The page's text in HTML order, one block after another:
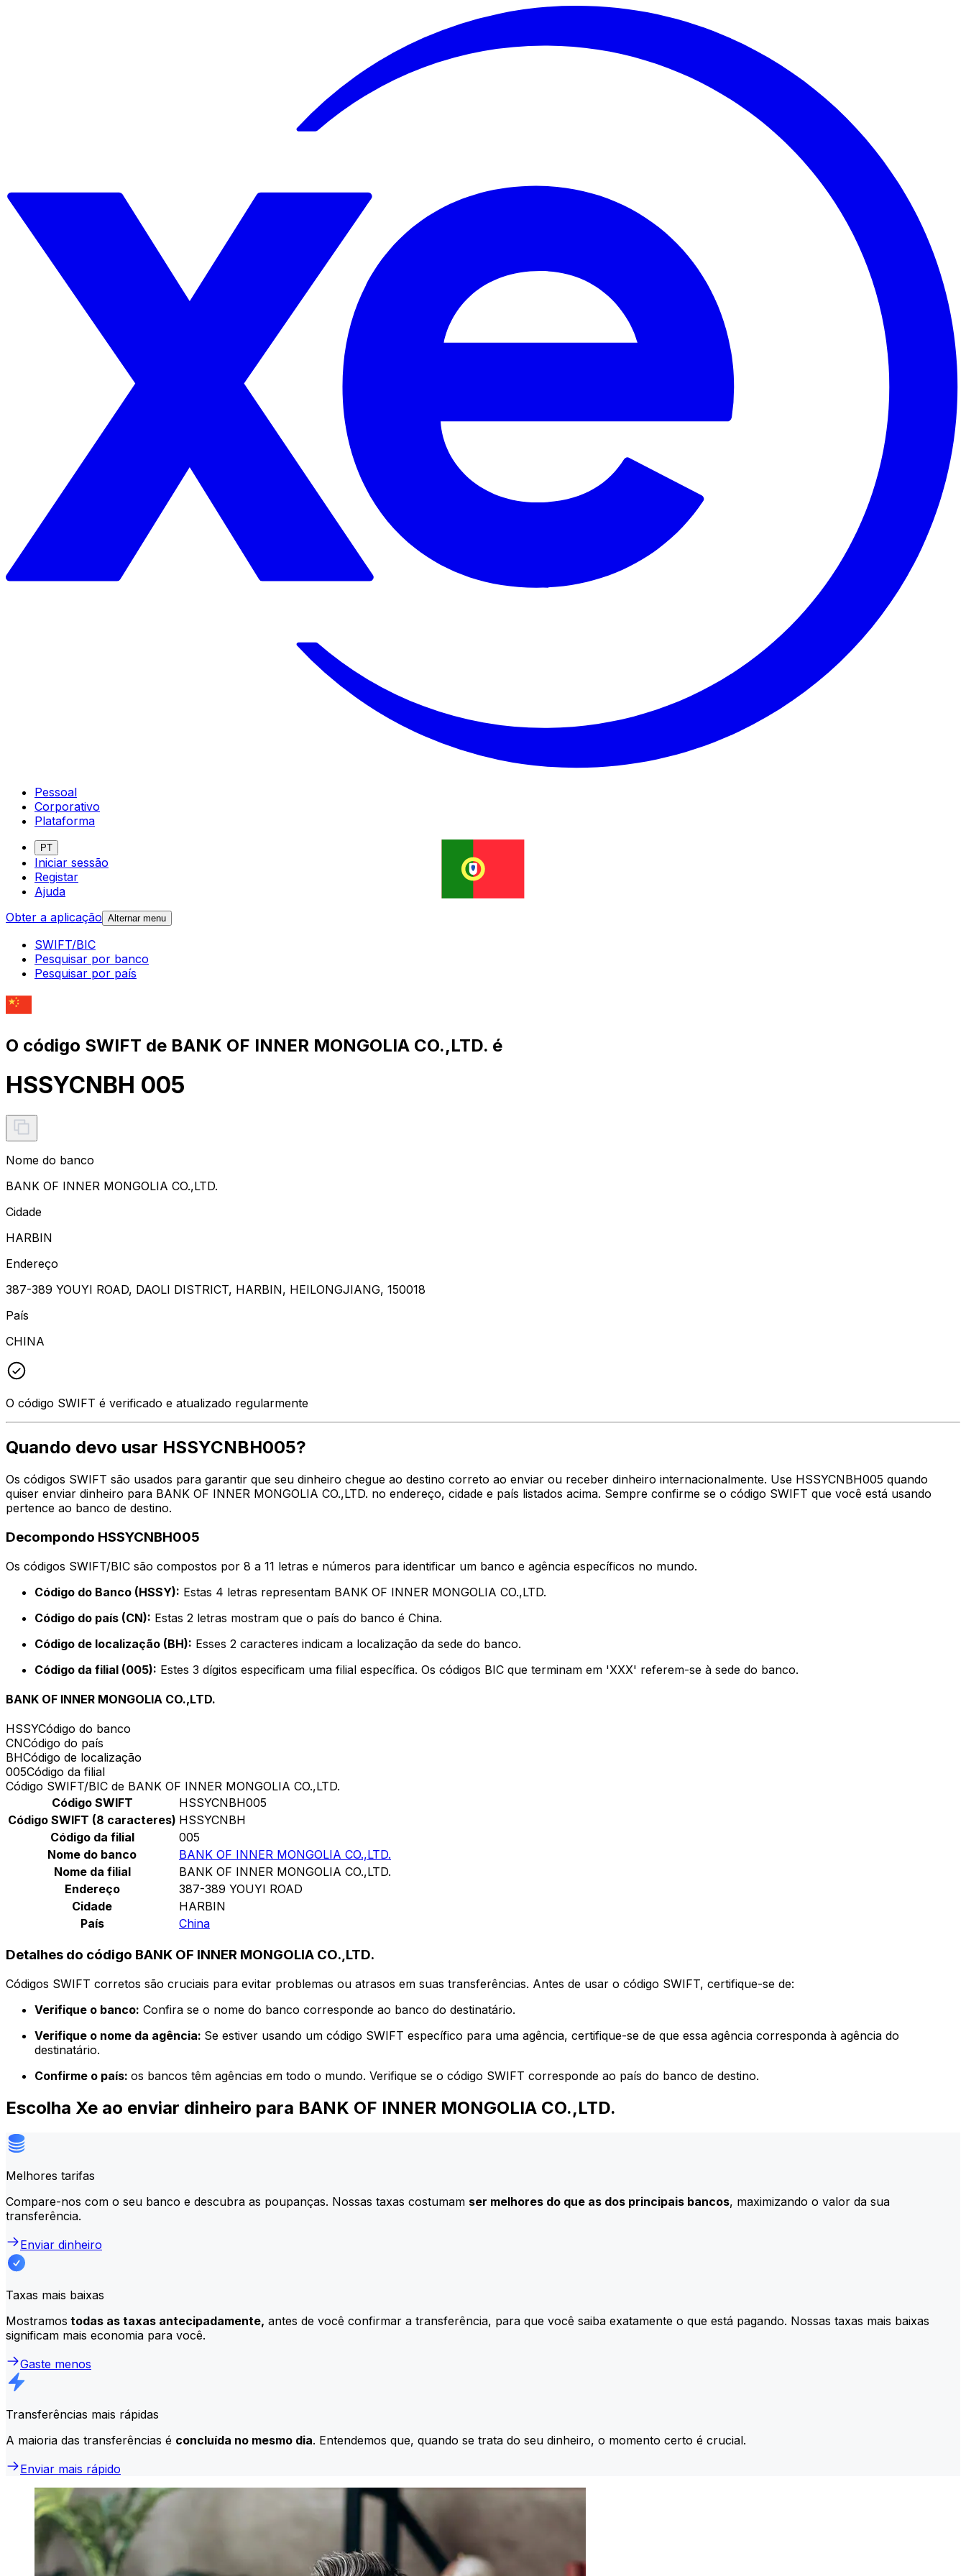
Pessoal
Corporativo
Plataforma
PT
Iniciar sessão
Registar
Ajuda
Obter a aplicação Alternar menu
SWIFT/BIC
Pesquisar por banco
Pesquisar por país
O código SWIFT de BANK OF INNER MONGOLIA CO.,LTD. é
HSSYCNBH 005
Nome do banco
BANK OF INNER MONGOLIA CO.,LTD.
Cidade
HARBIN
Endereço
387-389 YOUYI ROAD, DAOLI DISTRICT, HARBIN, HEILONGJIANG, 150018
País
CHINA
O código SWIFT é verificado e atualizado regularmente
Quando devo usar HSSYCNBH005?
Os códigos SWIFT são usados para garantir que seu dinheiro chegue ao destino correto ao enviar ou receber dinheiro internacionalmente. Use HSSYCNBH005 quando
quiser enviar dinheiro para BANK OF INNER MONGOLIA CO.,LTD. no endereço, cidade e país listados acima. Sempre confirme se o código SWIFT que você está usando
pertence ao banco de destino.
Decompondo HSSYCNBH005
Os códigos SWIFT/BIC são compostos por 8 a 11 letras e números para identificar um banco e agência específicos no mundo.
Código do Banco (HSSY): Estas 4 letras representam BANK OF INNER MONGOLIA CO.,LTD.
Código do país (CN): Estas 2 letras mostram que o país do banco é China.
Código de localização (BH): Esses 2 caracteres indicam a localização da sede do banco.
Código da filial (005): Estes 3 dígitos especificam uma filial específica. Os códigos BIC que terminam em 'XXX' referem-se à sede do banco.
BANK OF INNER MONGOLIA CO.,LTD.
HSSYCódigo do banco
CNCódigo do país
BHCódigo de localização
005Código da filial
Código SWIFT/BIC de BANK OF INNER MONGOLIA CO.,LTD.
Código SWIFT
HSSYCNBH005
Código SWIFT (8 caracteres) HSSYCNBH
Código da filial
005
Nome do banco
BANK OF INNER MONGOLIA CO.,LTD.
Nome da filial
BANK OF INNER MONGOLIA CO.,LTD.
Endereço
387-389 YOUYI ROAD
Cidade
HARBIN
País
China
Detalhes do código BANK OF INNER MONGOLIA CO.,LTD.
Códigos SWIFT corretos são cruciais para evitar problemas ou atrasos em suas transferências. Antes de usar o código SWIFT, certifique-se de:
Verifique o banco: Confira se o nome do banco corresponde ao banco do destinatário.
Verifique o nome da agência: Se estiver usando um código SWIFT específico para uma agência, certifique-se de que essa agência corresponda à agência do
destinatário.
Confirme o país: os bancos têm agências em todo o mundo. Verifique se o código SWIFT corresponde ao país do banco de destino.
Escolha Xe ao enviar dinheiro para BANK OF INNER MONGOLIA CO.,LTD.
Melhores tarifas
Compare-nos com o seu banco e descubra as poupanças. Nossas taxas costumam ser melhores do que as dos principais bancos, maximizando o valor da sua
transferência.
Enviar dinheiro
Taxas mais baixas
Mostramos todas as taxas antecipadamente, antes de você confirmar a transferência, para que você saiba exatamente o que está pagando. Nossas taxas mais baixas
significam mais economia para você.
Gaste menos
Transferências mais rápidas
A maioria das transferências é concluída no mesmo dia. Entendemos que, quando se trata do seu dinheiro, o momento certo é crucial.
Enviar mais rápido